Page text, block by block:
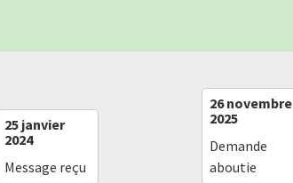
25 janvier
2024
Message reçu
26 novembre
2025
Demande
aboutie